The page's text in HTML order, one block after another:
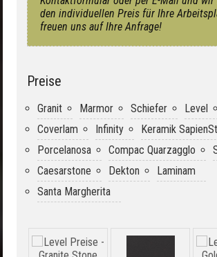
den individuellen Preis für Ihre
freuen uns auf Ihre Anfrage!
Preise
Granit Marmor Schiefer Level
Coverlam
Infinity
Keramik
Porcelanosa
Compac Quarzagglo
Caesarstone
Dekton
Laminam
Santa Margherita